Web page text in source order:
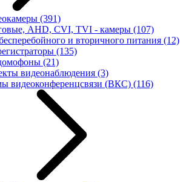
(391)
AHD, CVI, TVI - камеры (107)
и вторичного питания (12)
(135)
(21)
видеонаблюдения (3)
видеоконференцсвязи (ВКС) (116)